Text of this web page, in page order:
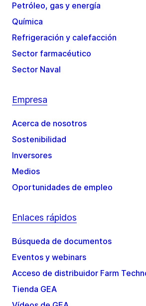
Petróleo, gas y energía
Química
Refrigeración y calefacción
Sector farmacéutico
Sector Naval
Empresa
Acerca de nosotros
Sostenibilidad
Inversores
Medios
Oportunidades de empleo
Enlaces rápidos
Búsqueda de documentos
Eventos y webinars
Acceso de distribuidor Farm
Tienda GEA